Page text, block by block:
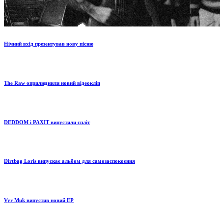
Нічний вхід презентував нову пісню
The Raw оприлюднили новий відеокліп
DEDDOM і PAXIT випустили спліт
Dirtbag Loris випускає альбом для самозаспокоєння
Vyr Muk випустив новий EP